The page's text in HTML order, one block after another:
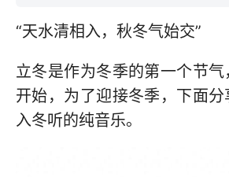
“天水清相入，秋冬气始交”
立冬是作为冬季的第一个节
开始，为了迎接冬季，下面分
入冬听的纯音乐。